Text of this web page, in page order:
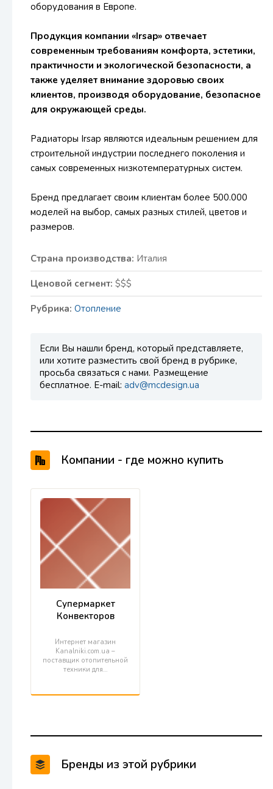
оборудования в Европе.
Продукция компании «Irsap» отвечает
современным требованиям комфорта, эстетики,
практичности и экологической безопасности, а
также уделяет внимание здоровью своих
клиентов, производя оборудование, безопасное
для окружающей среды.
Радиаторы Irsap являются идеальным решением для
строительной индустрии последнего поколения и
самых современных низкотемпературных систем.
Бренд предлагает своим клиентам более 500.000
моделей на выбор, самых разных стилей, цветов и
размеров.
Страна производства: Италия
Ценовой сегмент: $$$
Рубрика: Отопление
Если Вы нашли бренд, который представляете,
или хотите разместить свой бренд в рубрике,
просьба связаться с нами. Размещение
бесплатное. E-mail: adv@mcdesign.ua
Компании - где можно купить
Супермаркет
Конвекторов
Интернет магазин
Kanalniki.com.ua –
поставщик отопительной
техники для…
Бренды из этой рубрики